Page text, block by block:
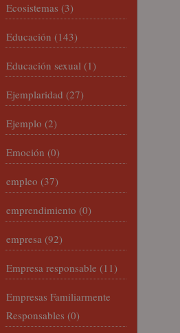
Ecosistemas (3)
Educación (143)
Educación sexual (1)
Ejemplaridad (27)
Ejemplo (2)
Emoción (0)
empleo (37)
emprendimiento (0)
empresa (92)
Empresa responsable (11)
Empresas Familiarmente
Responsables (0)